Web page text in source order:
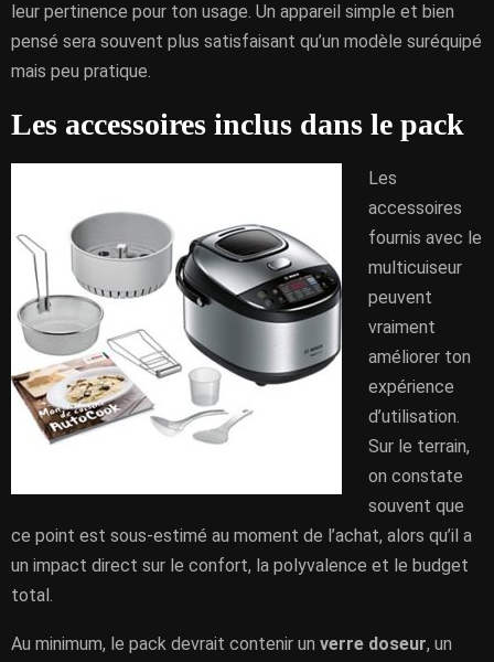
leur pertinence pour ton usage. Un appareil simple et bien
pensé sera souvent plus satisfaisant qu’un modèle suréquipé
mais peu pratique.
Les accessoires inclus dans le pack
Les
accessoires
fournis avec le
multicuiseur
peuvent
vraiment
améliorer ton
expérience
d’utilisation.
Sur le terrain,
on constate
souvent que
ce point est sous-estimé au moment de l’achat, alors qu’il a
un impact direct sur le confort, la polyvalence et le budget
total.
Au minimum, le pack devrait contenir un verre doseur, un